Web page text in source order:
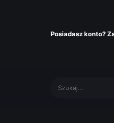
Posiadasz konto?